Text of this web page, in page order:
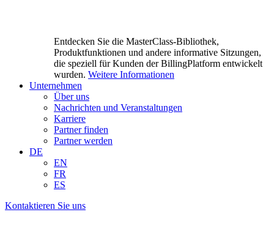
Entdecken Sie die MasterClass-Bibliothek,
Produktfunktionen und andere informative Sitzungen,
die speziell für Kunden der BillingPlatform entwickelt
wurden. Weitere Informationen
Unternehmen
Über uns
Nachrichten und Veranstaltungen
Karriere
Partner finden
Partner werden
DE
EN
FR
ES
Kontaktieren Sie uns